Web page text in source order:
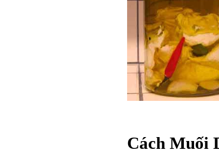
Cách Muối